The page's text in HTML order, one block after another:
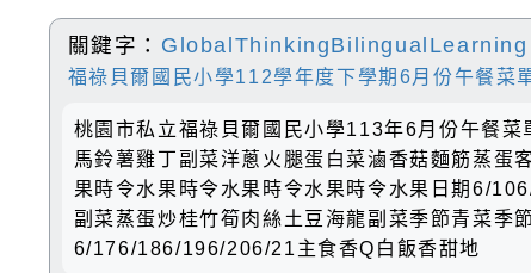
關鍵字： GlobalThinkingBilingualLearning
福祿貝爾國民小學112學年度下學期6月份午餐菜
桃園市私立福祿貝爾國民小學113年6月份午餐
馬鈴薯雞丁副菜洋蔥火腿蛋白菜滷香菇麵筋蒸蛋
果時令水果時令水果時令水果時令水果日期6/
副菜蒸蛋炒桂竹筍肉絲土豆海龍副菜季節青菜季
6/176/186/196/206/21主食香Q白飯香甜地